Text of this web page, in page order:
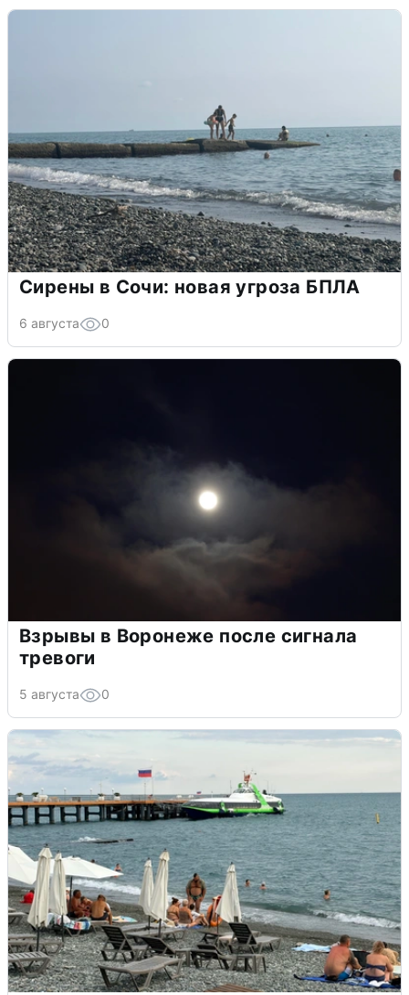
Сирены в Сочи: новая угроза БПЛА
6 августа 0
Взрывы в Воронеже после сигнала
тревоги
5 августа 0